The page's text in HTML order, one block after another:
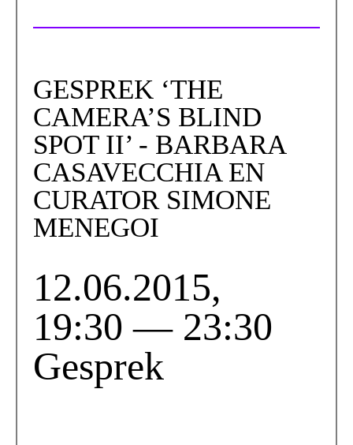
GESPREK ‘THE
CAMERA’S BLIND
SPOT II’ - BARBARA
CASAVECCHIA EN
CURATOR SIMONE
MENEGOI
12.06.2015,
19:30 — 23:30
Gesprek